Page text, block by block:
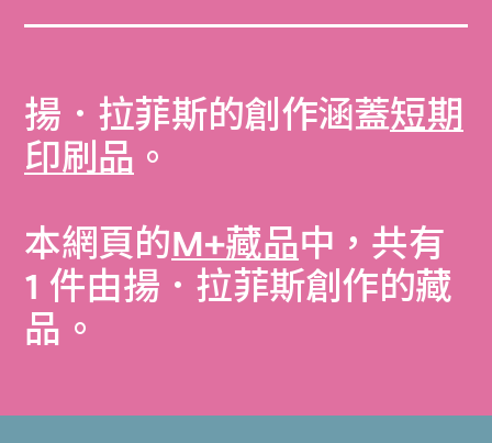
揚．拉菲斯的創作涵蓋短期
印刷品 。
本網頁的M+藏品中，共有
1 件由揚．拉菲斯創作的藏
品。